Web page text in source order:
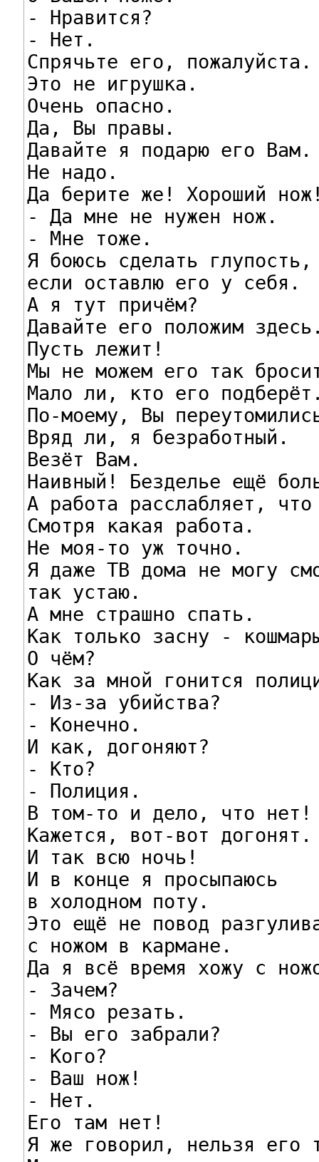
- Нравится?
- Нет.
Спрячьте его, пожалуйста.
Это не игрушка.
Очень опасно.
Да, Вы правы.
Давайте я подарю его Вам.
Не надо.
Да берите же! Хороший
- Да мне не нужен нож.
- Мне тоже.
Я боюсь сделать глупость,
если оставлю его у себя.
А я тут причём?
Давайте его положим
Пусть лежит!
Мы не можем его так
Мало ли, кто его
По-моему, Вы
Вряд ли, я безработный.
Везёт Вам.
Наивный! Безделье ещё
А работа расслабляет, что
Смотря какая работа.
Не моя-то уж точно.
Я даже ТВ дома не могу
так устаю.
А мне страшно спать.
Как только засну -
О чём?
Как за мной гонится
- Из-за убийства?
- Конечно.
И как, догоняют?
- Кто?
- Полиция.
В том-то и дело, что нет!
Кажется, вот-вот догонят.
И так всю ночь!
И в конце я просыпаюсь
в холодном поту.
Это ещё не повод
с ножом в кармане.
Да я всё время хожу с
- Зачем?
- Мясо резать.
- Вы его забрали?
- Кого?
- Ваш нож!
- Нет.
Его там нет!
Я же говорил, нельзя его